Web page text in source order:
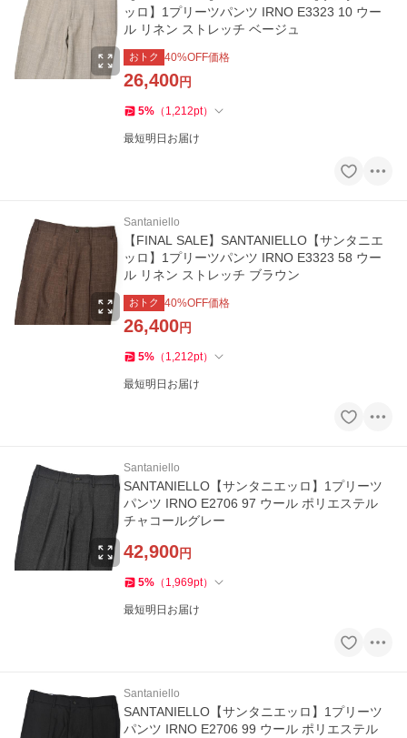
ッロ】1プリーツパンツ IRNO E3323 10 ウー
ル リネン ストレッチ ベージュ
おトク 40%OFF価格
26,400円
5% （ 1,212pt）
最短明日お届け
Santaniello
【FINAL SALE】SANTANIELLO【サンタニエ
ッロ】1プリーツパンツ IRNO E3323 58 ウー
ル リネン ストレッチ ブラウン
おトク 40%OFF価格
26,400円
5% （ 1,212pt）
最短明日お届け
Santaniello
SANTANIELLO【サンタニエッロ】1プリーツ
パンツ IRNO E2706 97 ウール ポリエステル
チャコールグレー
42,900円
5% （ 1,969pt）
最短明日お届け
Santaniello
SANTANIELLO【サンタニエッロ】1プリーツ
パンツ IRNO E2706 99 ウール ポリエステル